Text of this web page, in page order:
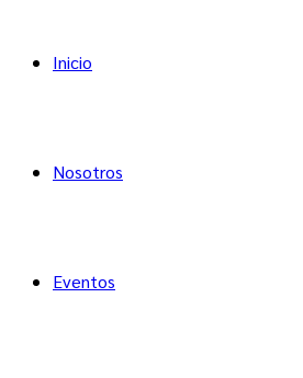
Inicio
Nosotros
Eventos